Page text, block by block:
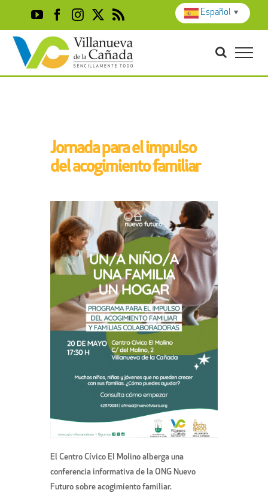
content
YouTubeFacebook
Instagram
X Rss
Jornada para el impulso
del acogimiento familiar
El Centro Cívico El Molino alberga una
conferencia informativa de la ONG Nuevo
Futuro sobre acogimiento familiar.
Español ▼